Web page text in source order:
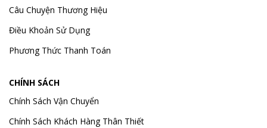
Câu Chuyện Thương Hiệu
Điều Khoản Sử Dụng
Phương Thức Thanh Toán
CHÍNH SÁCH
Chính Sách Vận Chuyển
Chính Sách Khách Hàng Thân Thiết